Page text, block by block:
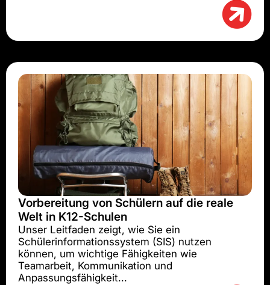
Vorbereitung von Schülern auf die reale
Welt in K12-Schulen
Unser Leitfaden zeigt, wie Sie ein
Schülerinformationssystem (SIS) nutzen
können, um wichtige Fähigkeiten wie
Teamarbeit, Kommunikation und
Anpassungsfähigkeit...